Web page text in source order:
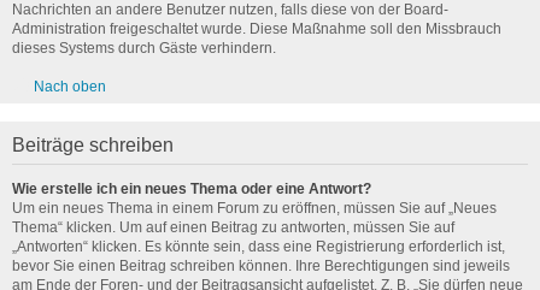
Nachrichten an andere Benutzer nutzen, falls diese von der Board-
Administration freigeschaltet wurde. Diese Maßnahme soll den Missbrauch
dieses Systems durch Gäste verhindern.
Nach oben
Beiträge schreiben
Wie erstelle ich ein neues Thema oder eine Antwort?
Um ein neues Thema in einem Forum zu eröffnen, müssen Sie auf „Neues
Thema“ klicken. Um auf einen Beitrag zu antworten, müssen Sie auf
„Antworten“ klicken. Es könnte sein, dass eine Registrierung erforderlich ist,
bevor Sie einen Beitrag schreiben können. Ihre Berechtigungen sind jeweils
am Ende der Foren- und der Beitragsansicht aufgelistet. Z. B. „Sie dürfen neue